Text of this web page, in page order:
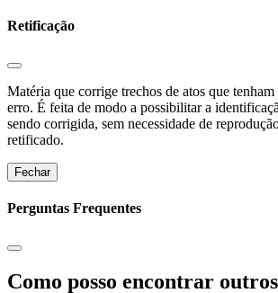
Retificação
Matéria que corrige trechos de atos que
erro. É feita de modo a possibilitar a
sendo corrigida, sem necessidade de
retificado.
Fechar
Perguntas Frequentes
Como posso encontrar